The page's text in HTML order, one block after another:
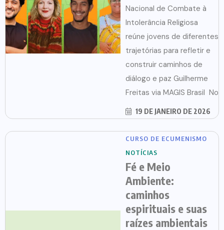
Nacional de Combate à
Intolerância Religiosa
reúne jovens de diferentes
trajetórias para refletir e
construir caminhos de
diálogo e paz Guilherme
Freitas via MAGIS Brasil No
19 DE JANEIRO DE 2026
CURSO DE ECUMENISMO
NOTÍCIAS
Fé e Meio
Ambiente:
caminhos
espirituais e suas
raízes ambientais